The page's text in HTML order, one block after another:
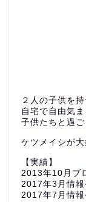
２人の子供を
自宅で自由気
子供たちと過
ケツメイシが
【実績】
2013年10月ブ
2017年3月情
2017年7月情